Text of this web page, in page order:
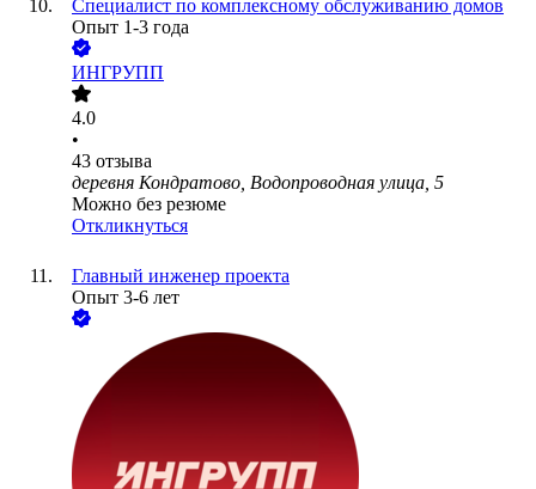
Специалист по комплексному обслуживанию домов
Опыт 1-3 года
ИНГРУПП
4.0
•
43 отзыва
деревня Кондратово, Водопроводная улица, 5
Можно без резюме
Откликнуться
Главный инженер проекта
Опыт 3-6 лет